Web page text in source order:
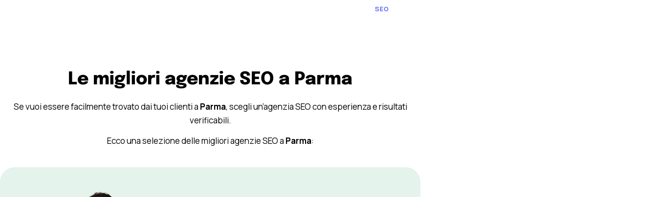
SEO
Le migliori agenzie SEO a Parma
Se vuoi essere facilmente trovato dai tuoi clienti a Parma, scegli un’agenzia SEO con esperienza e risultati
verificabili.
Ecco una selezione delle migliori agenzie SEO a Parma: